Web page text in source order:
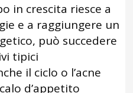
in crescita riesce a
e a raggiungere un
può succedere
tipici
il ciclo o l’acne
d’appetito